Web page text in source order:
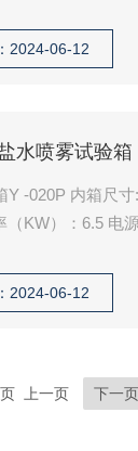
2024-06-12
水喷雾试验箱
Y -020P 内箱尺
（KW）：6.5 电
2024-06-12
上一页 下一页